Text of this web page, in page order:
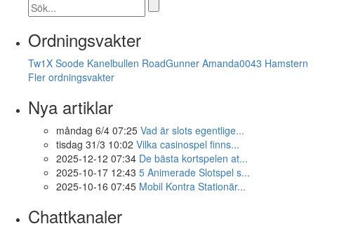
Ordningsvakter
Tw1X Soode Kanelbullen RoadGunner Amanda0043 Hamstern
Fler ordningsvakter
Nya artiklar
måndag 6/4 07:25 Vad är slots egentlige...
tisdag 31/3 10:02 Vilka casinospel finns...
2025-12-12 07:34 De bästa kortspelen at...
2025-10-17 12:43 5 Animerade Slotspel s...
2025-10-16 07:45 Mobil Kontra Stationär...
Chattkanaler